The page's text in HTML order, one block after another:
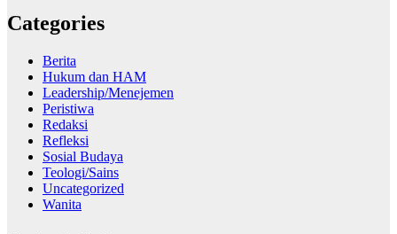
Categories
Berita
Hukum dan HAM
Leadership/Menejemen
Peristiwa
Redaksi
Refleksi
Sosial Budaya
Teologi/Sains
Uncategorized
Wanita